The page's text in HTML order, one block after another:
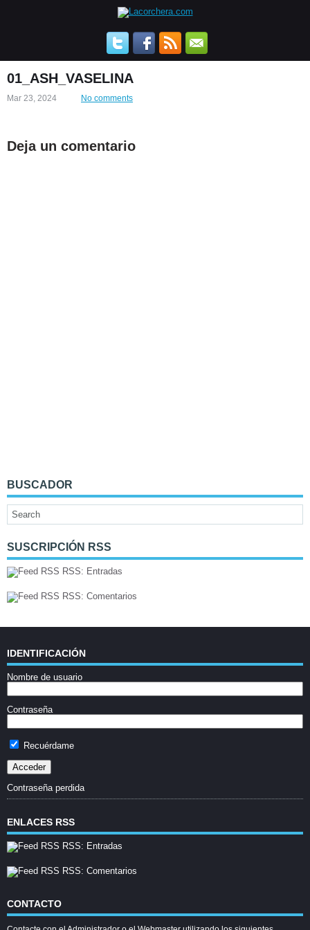
01_ASH_VASELINA
Mar 23, 2024 No comments
Deja un comentario
BUSCADOR
SUSCRIPCIÓN RSS
RSS: Entradas
RSS: Comentarios
IDENTIFICACIÓN
Nombre de usuario
Contraseña
Recuérdame
Contraseña perdida
ENLACES RSS
RSS: Entradas
RSS: Comentarios
CONTACTO